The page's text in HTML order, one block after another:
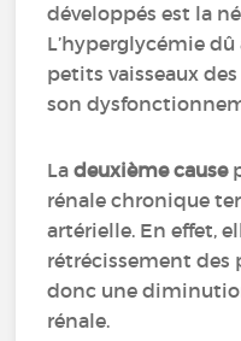
développés est la
L’hyperglycémie
petits vaisseaux
son
Ladeuxième cause
rénale chronique
artérielle. En effet,
rétrécissement des
donc une
rénale.